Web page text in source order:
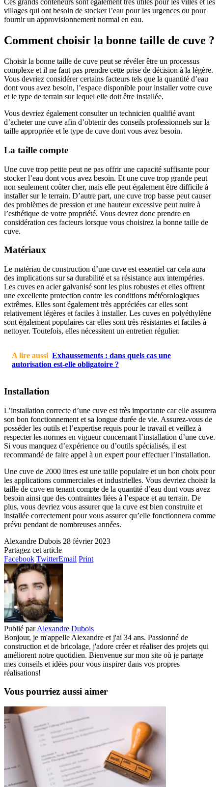
Ces grands conteneurs sont également très utiles pour les villes et les
villages qui ont besoin de stocker l’eau pour les urgences ou pour
fournir un approvisionnement normal en eau.
Comment choisir la bonne taille de cuve ?
Choisir la bonne taille de cuve peut se révéler être un processus
complexe et il ne faut pas prendre cette prise de décision à la légère.
Vous devriez considérer certains facteurs tels que la quantité d’eau
dont vous avez besoin, l’espace disponible pour installer votre cuve
et le type de terrain sur lequel elle doit être installée.
Vous devriez également consulter un technicien qualifié avant
d’acheter une cuve afin d’obtenir des conseils professionnels sur la
taille appropriée et le type de cuve dont vous avez besoin.
La taille compte
Une cuve trop petite peut ne pas offrir une capacité suffisante pour
stocker l’eau dont vous avez besoin. Et une cuve trop grande peut
non seulement coûter cher, mais elle peut également être difficile à
installer sur le terrain. D’autre part, une cuve trop basse peut causer
des problèmes de pression et une hauteur excessive peut nuire à
l’esthétique de votre propriété. Vous devrez donc prendre en
considération ces facteurs lorsque vous choisirez la bonne taille de
cuve.
Matériaux
Le matériau de construction d’une cuve est essentiel car cela aura
des implications sur sa durabilité et sa résistance aux intempéries.
Les cuves en acier galvanisé sont les plus robustes et elles offrent
une excellente protection contre les conditions météorologiques
extrêmes. Elles sont également très appréciées car elles sont
relativement légères et faciles à installer. Les cuves en polyéthylène
sont également populaires car elles sont très résistantes et faciles à
nettoyer. Toutefois, elles nécessitent un entretien régulier.
A lire aussi Exhaussements : dans quels cas une
autorisation est-elle obligatoire ?
Installation
L’installation correcte d’une cuve est très importante car elle assurera
son bon fonctionnement et sa longue durée de vie. Assurez-vous de
posséder les outils et l’expertise requis pour le travail et veillez à
respecter les normes en vigueur concernant l’installation d’une cuve.
Si vous manquez d’expérience ou d’outils spécialisés, il est
recommandé de faire appel à un expert pour effectuer l’installation.
Une cuve de 2000 litres est une taille populaire et un bon choix pour
les applications commerciales et industrielles. Vous devriez choisir la
taille de cuve en tenant compte de la quantité d’eau dont vous avez
besoin ainsi que des contraintes liées à l’espace et au terrain. De
plus, vous devriez vous assurer que la cuve est bien construite et
installée correctement pour vous assurer qu’elle fonctionnera comme
prévu pendant de nombreuses années.
Alexandre Dubois 28 février 2023
Partagez cet article
Facebook TwitterEmail Print
Publié par Alexandre Dubois
Bonjour, je m'appelle Alexandre et j'ai 34 ans. Passionné de
construction et de bricolage, j'adore créer et réaliser des projets qui
améliorent notre quotidien. Bienvenue sur mon site où je partage
mes conseils et idées pour vous inspirer dans vos propres
réalisations!
Vous pourriez aussi aimer